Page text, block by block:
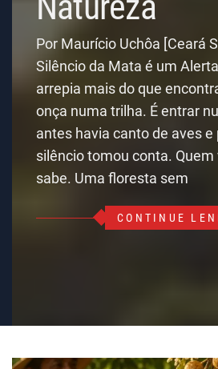
Por Maurício Uchôa [Ceará
Silêncio da Mata é um
arrepia mais do que
onça numa trilha. É entrar
antes havia canto de aves e
silêncio tomou conta.
sabe. Uma floresta sem
CONTINUE